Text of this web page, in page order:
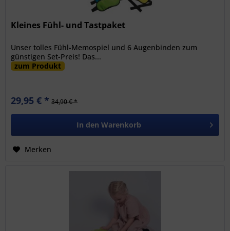
Kleines Fühl- und Tastpaket
Unser tolles Fühl-Memospiel und 6 Augenbinden zum
günstigen Set-Preis! Das...
zum Produkt
29,95 € * 34,90 € *
In den Warenkorb
Merken